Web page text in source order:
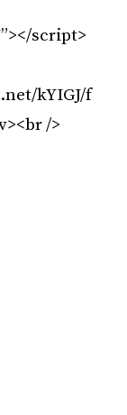
script>
kYIGJ/f
/>